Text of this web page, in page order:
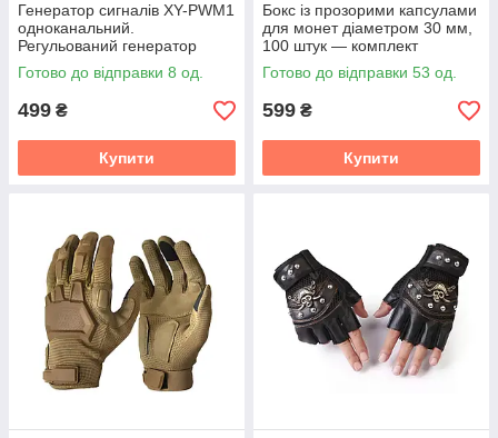
Генератор сигналів XY-PWM1
одноканальний.
Регульований генератор
сигналів XY-PWM1 1-150 кГц
3.3-30В. ШИМ генератор
Готово до відправки 8 од.
499 ₴
Купити
Бокс із прозорими капсулами
для монет діаметром 30 мм,
100 штук — комплект
захисних капсул для
зберігання та
Готово до відправки 53 од.
599 ₴
Купити